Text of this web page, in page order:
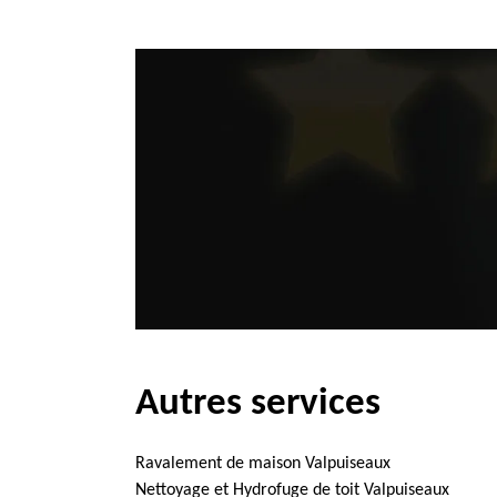
Autres services
Ravalement de maison Valpuiseaux
Nettoyage et Hydrofuge de toit Valpuiseaux